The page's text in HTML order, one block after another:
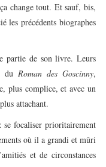
change tout. Et sauf, bis,
les précédents biographes
partie de son livre. Leurs
du Roman des Goscinny,
plus complice, et avec un
attachant.
focaliser prioritairement
où il a grandi et mûri
et de circonstances